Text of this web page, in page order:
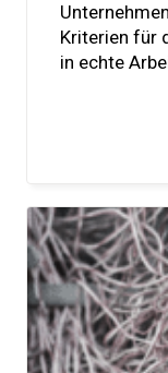
Kriterien für
in echte